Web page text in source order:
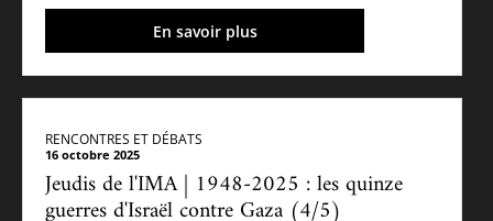
En savoir plus
RENCONTRES ET DÉBATS
16 octobre 2025
Jeudis de l'IMA | 1948-2025 : les quinze
guerres d'Israël contre Gaza (4/5)